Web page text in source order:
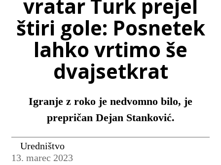
vratar Turk prejel
štiri gole: Posnetek
lahko vrtimo še
dvajsetkrat
Igranje z roko je nedvomno bilo, je
prepričan Dejan Stanković.
Uredništvo
13. marec 2023